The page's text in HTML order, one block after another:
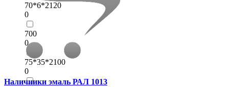
70*6*2120
0
700
0
75*35*2100
0
Наличники эмаль РАЛ 1013